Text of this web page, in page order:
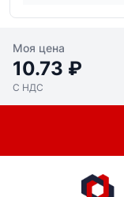
Моя цена
10.73 ₽
С НДС